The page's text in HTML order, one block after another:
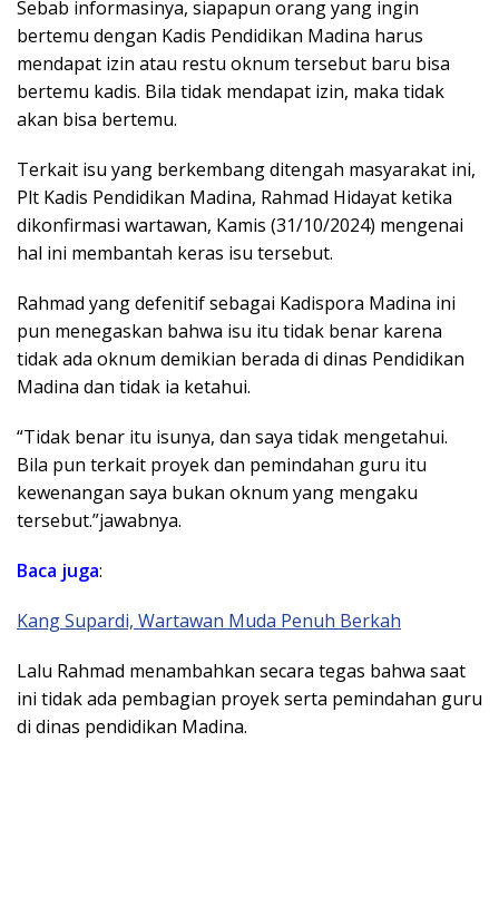
Sebab informasinya, siapapun orang yang ingin
bertemu dengan Kadis Pendidikan Madina harus
mendapat izin atau restu oknum tersebut baru bisa
bertemu kadis. Bila tidak mendapat izin, maka tidak
akan bisa bertemu.
Terkait isu yang berkembang ditengah masyarakat ini,
Plt Kadis Pendidikan Madina, Rahmad Hidayat ketika
dikonfirmasi wartawan, Kamis (31/10/2024) mengenai
hal ini membantah keras isu tersebut.
Rahmad yang defenitif sebagai Kadispora Madina ini
pun menegaskan bahwa isu itu tidak benar karena
tidak ada oknum demikian berada di dinas Pendidikan
Madina dan tidak ia ketahui.
“Tidak benar itu isunya, dan saya tidak mengetahui.
Bila pun terkait proyek dan pemindahan guru itu
kewenangan saya bukan oknum yang mengaku
tersebut.”jawabnya.
Baca juga:
Kang Supardi, Wartawan Muda Penuh Berkah
Lalu Rahmad menambahkan secara tegas bahwa saat
ini tidak ada pembagian proyek serta pemindahan guru
di dinas pendidikan Madina.